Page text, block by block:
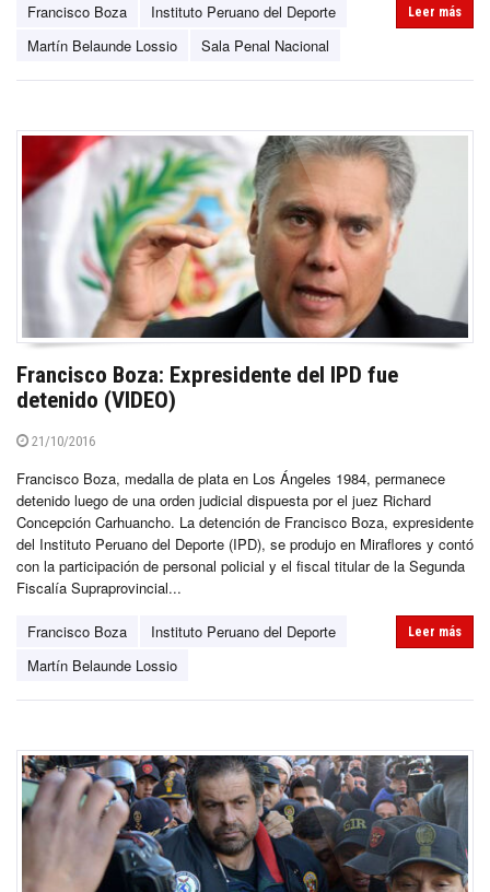
Francisco Boza
Instituto Peruano del Deporte
Martín Belaunde Lossio
Sala Penal Nacional
Leer más
Francisco Boza: Expresidente del IPD fue
detenido (VIDEO)
21/10/2016
Francisco Boza, medalla de plata en Los Ángeles 1984, permanece
detenido luego de una orden judicial dispuesta por el juez Richard
Concepción Carhuancho. La detención de Francisco Boza, expresidente
del Instituto Peruano del Deporte (IPD), se produjo en Miraflores y contó
con la participación de personal policial y el fiscal titular de la Segunda
Fiscalía Supraprovincial...
Francisco Boza
Instituto Peruano del Deporte
Martín Belaunde Lossio
Leer más